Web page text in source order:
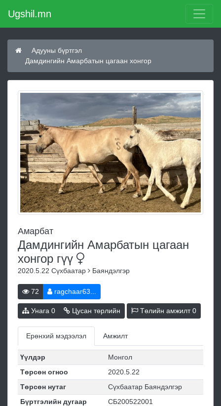
Ugshil.mn
Адууны бүртгэл
Дамдингийн Амарбатын цагаан хонгор
Амарбат
Дамдингийн Амарбатын цагаан
хонгор гүү
2020.5.22 Сүхбаатар Баяндэлгэр
72 ragchaar63...
Унага 0 Цусан төрлийн Төлийн амжилт0
Ерөнхий мэдээлэл Амжилт
Үүлдэр
Монгол
Төрсөн огноо
2020.5.22
Төрсөн нутаг
Сүхбаатар Баяндэлгэр
Бүртгэлийн дугаар
СБ200522001